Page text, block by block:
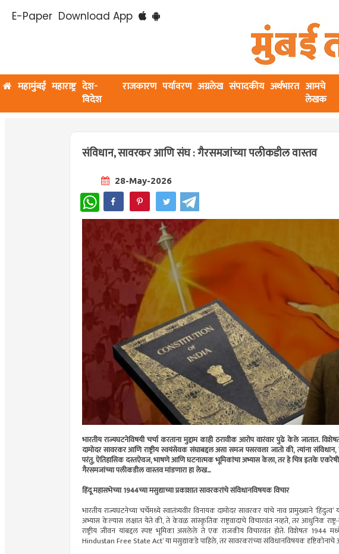
E-Paper Download App
महामुंबई महाराष्ट्र देश-
विदेश
राजकारण पर्यावरण अग्रलेख संपादकीय अर्थभारत आमचे
लेखक
संविधान, सावरकर आणि संघ : गैरसमजांच्या पलीकडील वास्तव
28-May-2026
WhatsApp
भारतीय राज्यघटनेविषयी चर्चा करताना मुद्दाम काही ठरावीक आरोप वारंवार पुढे केले जातात.
दामोदर सावरकर आणि राष्ट्रीय स्वयंसेवक संघाबद्दल असा समज पसरवला जातो की, त्यांना
परंतु, ऐतिहासिक दस्तऐवज, भाषणे आणि घटनात्मक भूमिकांचा अभ्यास केला, तर हे चित्र इतके
गैरसमजांच्या पलीकडील वास्तव मांडणारा हा लेख...
हिंदू महासभेच्या 1944च्या मसुद्याच्या प्रकाशात सावरकरांचे संविधानविषयक विचार
भारतीय राज्यघटनेच्या चर्चेमध्ये स्वातंत्र्यवीर विनायक दामोदर सावरकर यांचे नाव प्रामुख्याने
अभ्यास केल्यास लक्षात येते की, ते केवळ सांस्कृतिक राष्ट्रवादाचे विचारवंत नव्हते, तर आधुनिक
राष्ट्रीय जीवन यांबद्दल स्पष्ट भूमिका असलेले ते एक राजकीय विचारवंत होते. विशेषतः
Hindustan Free State Act’ या मसुद्याकडे पाहिले, तर सावरकरांच्या संविधानविषयक